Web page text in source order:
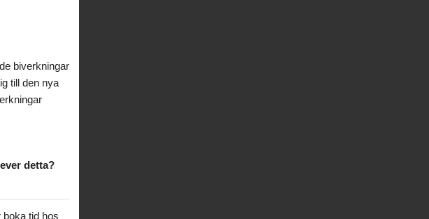
biverkningar
till den nya
detta?
boka tid hos